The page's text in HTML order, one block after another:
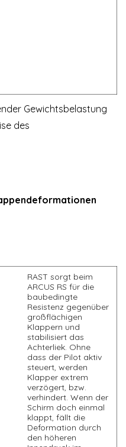
Gewichtsbelastung
des
RAST sorgt beim
ARCUS RS für die
baubedingte
Resistenz gegenüber
großflächigen
Klappern und
stabilisiert das
Achterliek. Ohne
dass der Pilot aktiv
steuert, werden
Klapper extrem
verzögert, bzw.
verhindert. Wenn der
Schirm doch einmal
klappt, fällt die
Deformation durch
den höheren